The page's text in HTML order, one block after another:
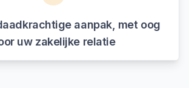
aanpak, met oog
uw zakelijke relatie